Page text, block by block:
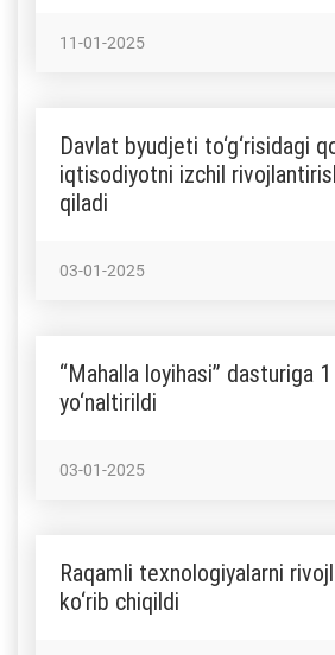
11-01-2025
Davlat byudjeti to‘g‘risidagi
iqtisodiyotni izchil
qiladi
03-01-2025
“Mahalla loyihasi” dasturiga
yo‘naltirildi
03-01-2025
Raqamli texnologiyalarni
ko‘rib chiqildi